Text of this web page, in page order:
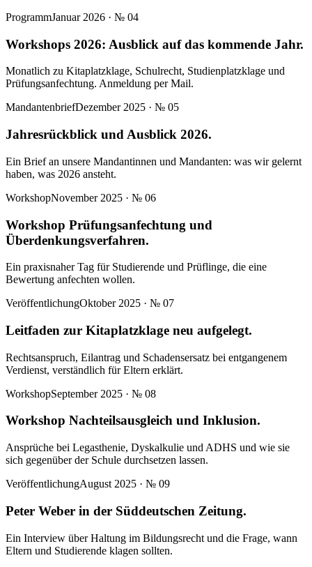
ProgrammJanuar 2026 · № 04
Workshops 2026: Ausblick auf das kommende Jahr.
Monatlich zu Kitaplatzklage, Schulrecht, Studienplatzklage und
Prüfungsanfechtung. Anmeldung per Mail.
MandantenbriefDezember 2025 · № 05
Jahresrückblick und Ausblick 2026.
Ein Brief an unsere Mandantinnen und Mandanten: was wir gelernt
haben, was 2026 ansteht.
WorkshopNovember 2025 · № 06
Workshop Prüfungsanfechtung und
Überdenkungsverfahren.
Ein praxisnaher Tag für Studierende und Prüflinge, die eine
Bewertung anfechten wollen.
VeröffentlichungOktober 2025 · № 07
Leitfaden zur Kitaplatzklage neu aufgelegt.
Rechtsanspruch, Eilantrag und Schadensersatz bei entgangenem
Verdienst, verständlich für Eltern erklärt.
WorkshopSeptember 2025 · № 08
Workshop Nachteilsausgleich und Inklusion.
Ansprüche bei Legasthenie, Dyskalkulie und ADHS und wie sie
sich gegenüber der Schule durchsetzen lassen.
VeröffentlichungAugust 2025 · № 09
Peter Weber in der Süddeutschen Zeitung.
Ein Interview über Haltung im Bildungsrecht und die Frage, wann
Eltern und Studierende klagen sollten.